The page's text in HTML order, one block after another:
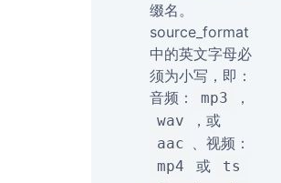
缀名。
source_format
中的英文字母必
须为小写，即：
音频：
mp3 ，
wav ，或
aac 、视频：
mp4 或
ts